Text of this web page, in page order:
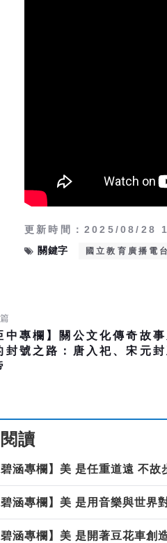
更新時間：2025/08/28
關鍵字
國立教育廣播電台
中專欄】關公文化傳奇故事
封號之路：唐入祀、宋元封
讀
碧涵專欄】美 是任重道遠 不故
碧涵專欄】美 是用音樂與世界
碧涵專欄】美 是開著豆花車創